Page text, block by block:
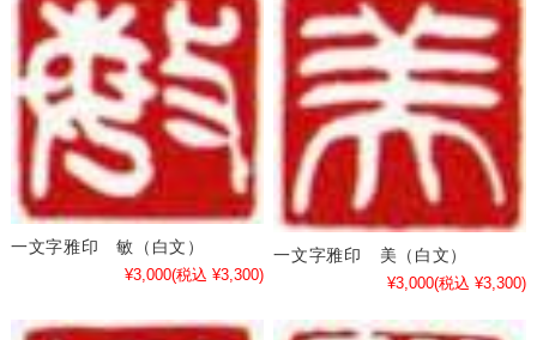
一文字雅印 敏（白文）
¥3,000(税込 ¥3,300)
一文字雅印 美（白文）
¥3,000(税込 ¥3,300)